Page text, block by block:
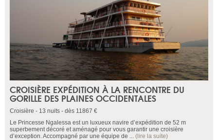
CROISIÈRE EXPÉDITION À LA RENCONTRE DU
GORILLE DES PLAINES OCCIDENTALES
Croisière - 13 nuits - dès 11867 €
Le Princesse Ngalessa est un luxueux navire d’expédition de 52 m
superbement décoré et aménagé pour vous garantir une croisière
d’exception. Accompagné par une équipe de ... (lire la suite)